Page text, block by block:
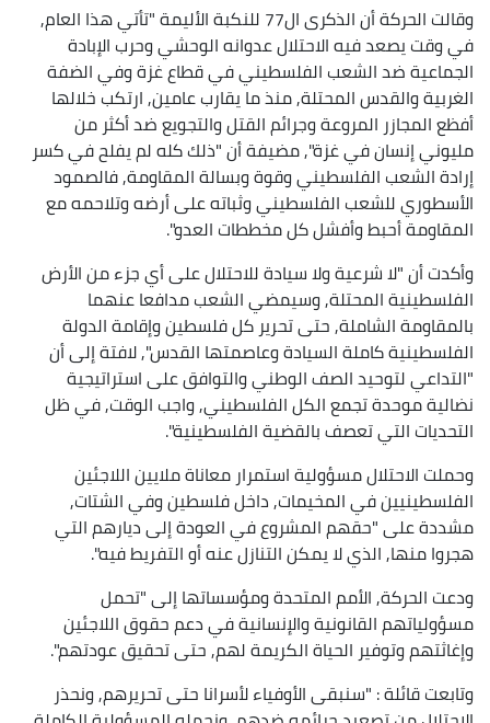
وقالت الحركة أن الذكرى ال77 للنكبة الأليمة "تأتي هذا العام,
في وقت يصعد فيه الاحتلال عدوانه الوحشي وحرب الإبادة
الجماعية ضد الشعب الفلسطيني في قطاع غزة وفي الضفة
الغربية والقدس المحتلة, منذ ما يقارب عامين, ارتكب خلالها
أفظع المجازر المروعة وجرائم القتل والتجويع ضد أكثر من
مليوني إنسان في غزة", مضيفة أن "ذلك كله لم يفلح في كسر
إرادة الشعب الفلسطيني وقوة وبسالة المقاومة, فالصمود
الأسطوري للشعب الفلسطيني وثباته على أرضه وتلاحمه مع
المقاومة أحبط وأفشل كل مخططات العدو".
وأكدت أن "لا شرعية ولا سيادة للاحتلال على أي جزء من الأرض
الفلسطينية المحتلة, وسيمضي الشعب مدافعا عنهما
بالمقاومة الشاملة, حتى تحرير كل فلسطين وإقامة الدولة
الفلسطينية كاملة السيادة وعاصمتها القدس", لافتة إلى أن
"التداعي لتوحيد الصف الوطني والتوافق على استراتيجية
نضالية موحدة تجمع الكل الفلسطيني, واجب الوقت, في ظل
التحديات التي تعصف بالقضية الفلسطينية".
وحملت الاحتلال مسؤولية استمرار معاناة ملايين اللاجئين
الفلسطينيين في المخيمات, داخل فلسطين وفي الشتات,
مشددة على "حقهم المشروع في العودة إلى ديارهم التي
هجروا منها, الذي لا يمكن التنازل عنه أو التفريط فيه".
ودعت الحركة, الأمم المتحدة ومؤسساتها إلى "تحمل
مسؤولياتهم القانونية والإنسانية في دعم حقوق اللاجئين
وإغاثتهم وتوفير الحياة الكريمة لهم, حتى تحقيق عودتهم".
وتابعت قائلة : "سنبقى الأوفياء لأسرانا حتى تحريرهم, ونحذر